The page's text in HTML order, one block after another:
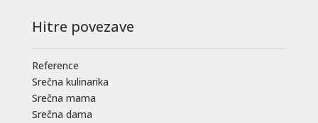
Hitre povezave
Reference
Srečna kulinarika
Srečna mama
Srečna dama